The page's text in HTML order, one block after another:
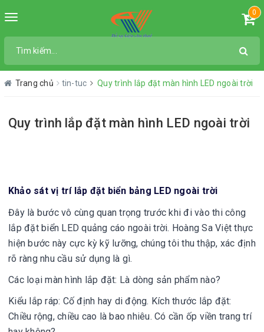
Toggle
0
Trang chủ tin-tuc Quy trình lắp đặt màn hình LED ngoài trời
Quy trình lắp đặt màn hình LED ngoài trời
Khảo sát vị trí lắp đặt biển bảng LED ngoài trời
Đây là bước vô cùng quan trọng trước khi đi vào thi công
lắp đặt biển LED quảng cáo ngoài trời. Hoàng Sa Việt thực
hiện bước này cực kỳ kỹ lưỡng, chúng tôi thu thập, xác định
rõ ràng nhu cầu sử dụng là gì.
Các loại màn hình lắp đặt: Là dòng sản phẩm nào?
Kiểu lắp ráp: Cố định hay di động. Kích thước lắp đặt:
Chiều rộng, chiều cao là bao nhiêu. Có cần ốp viền trang trí